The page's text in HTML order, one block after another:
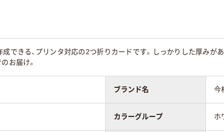
できる、プリンタ対応の2つ折りカードです。しっかりした厚みが
お届け。
ブランド名 今
カラーグループ ホ